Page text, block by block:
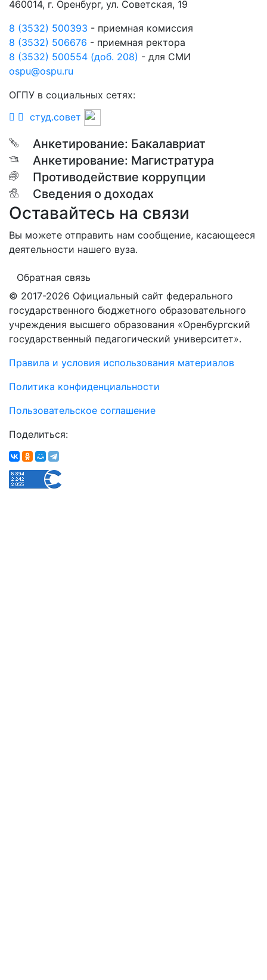
460014, г. Оренбург, ул. Советская, 19
8 (3532) 500393 - приемная комиссия
8 (3532) 506676 - приемная ректора
8 (3532) 500554 (доб. 208) - для СМИ
ospu@ospu.ru
ОГПУ в социальных сетях:
студ.совет
Анкетирование: Бакалавриат
Анкетирование: Магистратура
Противодействие коррупции
Сведения о доходах
Оставайтесь на связи
Вы можете отправить нам сообщение, касающееся
деятельности нашего вуза.
Обратная связь
© 2017-2026 Официальный сайт федерального
государственного бюджетного образовательного
учреждения высшего образования «Оренбургский
государственный педагогический университет».
Правила и условия использования материалов
Политика конфиденциальности
Пользовательское соглашение
Поделиться: